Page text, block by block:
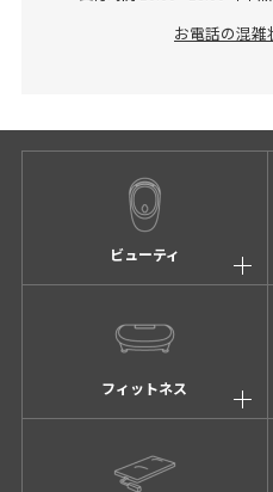
お電話の混雑
ビューティ
フィットネス